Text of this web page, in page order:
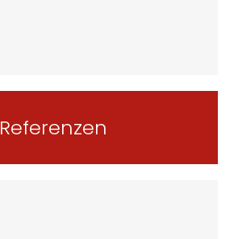
Referenzen